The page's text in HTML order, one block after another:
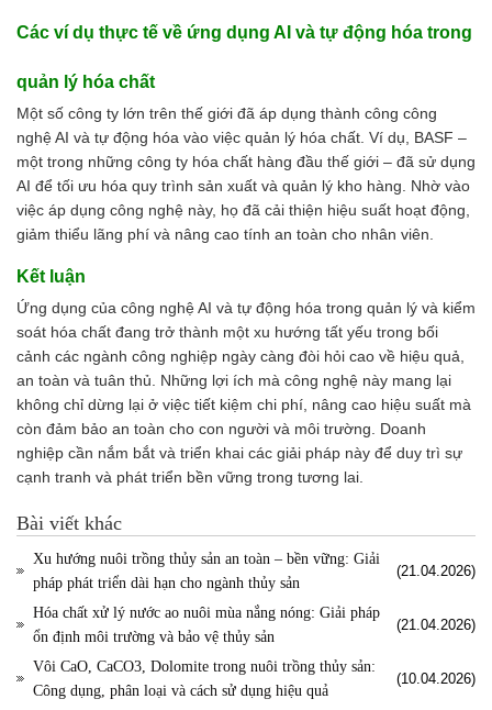
Các ví dụ thực tế về ứng dụng AI và tự động hóa trong
quản lý hóa chất
Một số công ty lớn trên thế giới đã áp dụng thành công công
nghệ AI và tự động hóa vào việc quản lý hóa chất. Ví dụ, BASF –
một trong những công ty hóa chất hàng đầu thế giới – đã sử dụng
AI để tối ưu hóa quy trình sản xuất và quản lý kho hàng. Nhờ vào
việc áp dụng công nghệ này, họ đã cải thiện hiệu suất hoạt động,
giảm thiểu lãng phí và nâng cao tính an toàn cho nhân viên.
Kết luận
Ứng dụng của công nghệ AI và tự động hóa trong quản lý và kiểm
soát hóa chất đang trở thành một xu hướng tất yếu trong bối
cảnh các ngành công nghiệp ngày càng đòi hỏi cao về hiệu quả,
an toàn và tuân thủ. Những lợi ích mà công nghệ này mang lại
không chỉ dừng lại ở việc tiết kiệm chi phí, nâng cao hiệu suất mà
còn đảm bảo an toàn cho con người và môi trường. Doanh
nghiệp cần nắm bắt và triển khai các giải pháp này để duy trì sự
cạnh tranh và phát triển bền vững trong tương lai.
Bài viết khác
Xu hướng nuôi trồng thủy sản an toàn – bền vững: Giải
pháp phát triển dài hạn cho ngành thủy sản
(21.04.2026)
Hóa chất xử lý nước ao nuôi mùa nắng nóng: Giải pháp
ổn định môi trường và bảo vệ thủy sản
(21.04.2026)
Vôi CaO, CaCO3, Dolomite trong nuôi trồng thủy sản:
Công dụng, phân loại và cách sử dụng hiệu quả
(10.04.2026)